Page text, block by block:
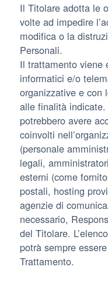
Il Titolare adotta le
volte ad impedire
modifica o la
Personali.
Il trattamento viene
informatici e/o
organizzative e con
alle finalità
potrebbero avere
coinvolti
(personale
legali,
esterni (come
postali, hosting
agenzie di
necessario,
del Titolare.
potrà sempre
Trattamento.